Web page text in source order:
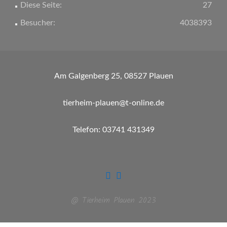
27
Diese Seite:
4038393
Besucher:
Am Galgenberg 25, 08527 Plauen
tierheim-plauen@t-online.de
Telefon: 03741 431349
@ Tierheim Plauen 2023